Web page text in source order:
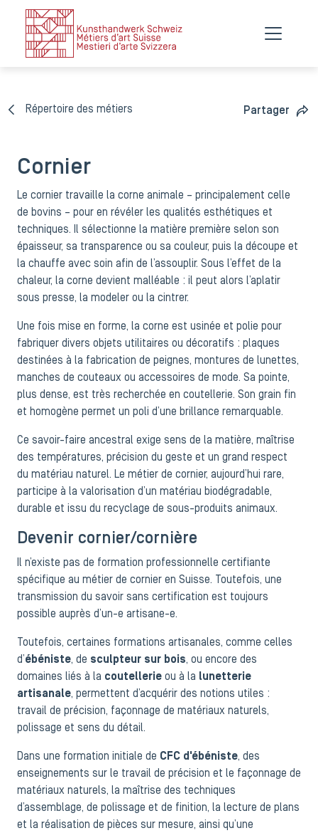
Répertoire des métiers Partager
Cornier
Le cornier travaille la corne animale – principalement celle
de bovins – pour en révéler les qualités esthétiques et
techniques. Il sélectionne la matière première selon son
épaisseur, sa transparence ou sa couleur, puis la découpe et
la chauffe avec soin afin de l’assouplir. Sous l’effet de la
chaleur, la corne devient malléable : il peut alors l’aplatir
sous presse, la modeler ou la cintrer.
Une fois mise en forme, la corne est usinée et polie pour
fabriquer divers objets utilitaires ou décoratifs : plaques
destinées à la fabrication de peignes, montures de lunettes,
manches de couteaux ou accessoires de mode. Sa pointe,
plus dense, est très recherchée en coutellerie. Son grain fin
et homogène permet un poli d’une brillance remarquable.
Ce savoir-faire ancestral exige sens de la matière, maîtrise
des températures, précision du geste et un grand respect
du matériau naturel. Le métier de cornier, aujourd’hui rare,
participe à la valorisation d’un matériau biodégradable,
durable et issu du recyclage de sous-produits animaux.
Devenir cornier/cornière
Il n’existe pas de formation professionnelle certifiante
spécifique au métier de cornier en Suisse. Toutefois, une
transmission du savoir sans certification est toujours
possible auprès d’un-e artisane-e.
Toutefois, certaines formations artisanales, comme celles
d’ ébéniste, de sculpteur sur bois, ou encore des
domaines liés à la coutellerie ou à la lunetterie
artisanale, permettent d’acquérir des notions utiles :
travail de précision, façonnage de matériaux naturels,
polissage et sens du détail.
Dans une formation initiale de CFC d'ébéniste, des
enseignements sur le travail de précision et le façonnage de
matériaux naturels, la maîtrise des techniques
d’assemblage, de polissage et de finition, la lecture de plans
et la réalisation de pièces sur mesure, ainsi qu’une